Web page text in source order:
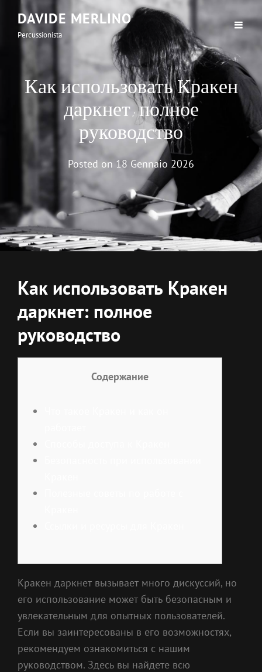
DAVIDE MERLINO
Percussionista
Как использовать Кракен
даркнет: полное
руководство
Posted on 18 Gennaio 2026
Как использовать Кракен
даркнет: полное
руководство
Содержание
Кракен даркнет вызывает много дискуссий, но
его использование может быть безопасным и
увлекательным для опытных пользователей.
Если вы заинтересованы в его возможностях,
рекомендуем ознакомиться с нашим
руководством. Здесь вы найдете всю